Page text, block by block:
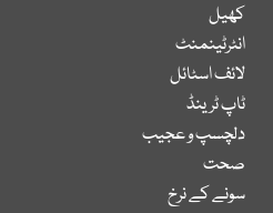
کھیل
انٹرٹینمنٹ
لائف اسٹائل
ٹاپ ٹرینڈ
دلچسپ و عجیب
صحت
سونے کے نرخ